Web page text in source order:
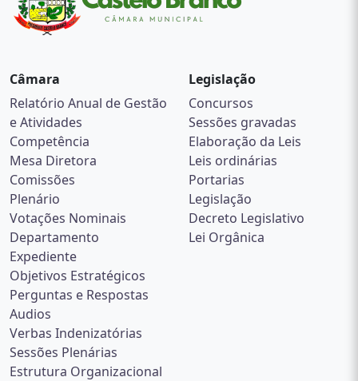
Câmara
Relatório Anual de Gestão
e Atividades
Competência
Mesa Diretora
Comissões
Plenário
Votações Nominais
Departamento
Expediente
Objetivos Estratégicos
Perguntas e Respostas
Audios
Verbas Indenizatórias
Sessões Plenárias
Estrutura Organizacional
Legislação
Concursos
Sessões gravadas
Elaboração da Leis
Leis ordinárias
Portarias
Legislação
Decreto Legislativo
Lei Orgânica